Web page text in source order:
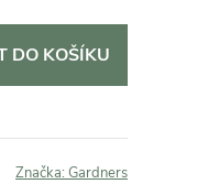
DO KOŠÍKU
Značka: Gardners